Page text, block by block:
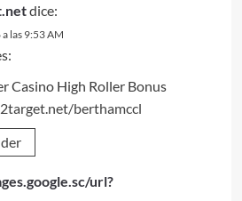
dice:
las 9:53 AM
Casino High Roller Bonus
berthamccl
url?